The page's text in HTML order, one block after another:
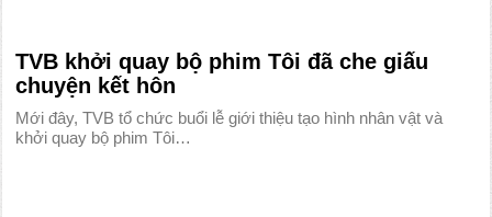
TVB khởi quay bộ phim Tôi đã che giấu
chuyện kết hôn
Mới đây, TVB tổ chức buổi lễ giới thiệu tạo hình nhân vật và
khởi quay bộ phim Tôi…